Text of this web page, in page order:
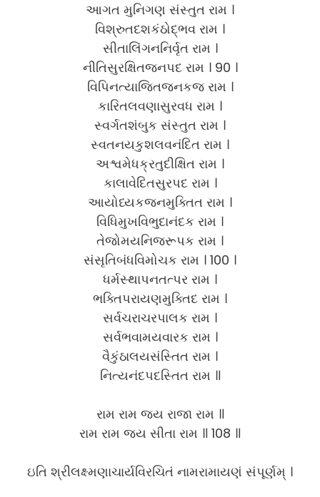
આગત મુનિગણ સંસ્તુત રામ ।
વિશ્રુતદશકંઠોદ્ભવ રામ ।
સીતાલિંગનનિર્વૃત રામ ।
નીતિસુરક્ષિતજનપદ રામ । 90 ।
વિપિનત્યાજિતજનકજ રામ ।
કારિતલવણાસુરવધ રામ ।
સ્વર્ગતશંબુક સંસ્તુત રામ ।
સ્વતનયકુશલવનંદિત રામ ।
અશ્વમેધક્રતુદીક્ષિત રામ ।
કાલાવેદિતસુરપદ રામ ।
આયોધ્યકજનમુક્તિત રામ ।
વિધિમુખવિભુદાનંદક રામ ।
તેજોમયનિજરૂપક રામ ।
સંસૃતિબંધવિમોચક રામ । 100 ।
ધર્મસ્થાપનતત્પર રામ ।
ભક્તિપરાયણમુક્તિદ રામ ।
સર્વચરાચરપાલક રામ ।
સર્વભવામયવારક રામ ।
વૈકુંઠાલયસંસ્તિત રામ ।
નિત્યનંદપદસ્તિત રામ ॥
રામ રામ જય રાજા રામ ॥
રામ રામ જય સીતા રામ ॥ 108 ॥
ઇતિ શ્રીલક્ષ્મણાચાર્યવિરચિતં નામરામાયણં સંપૂર્ણમ્ ।